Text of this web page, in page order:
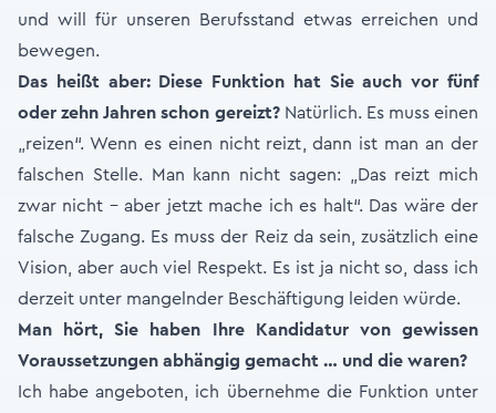
und will für unseren Berufsstand etwas erreichen und
bewegen.
Das heißt aber: Diese Funktion hat Sie auch vor fünf
oder zehn Jahren schon gereizt?Natürlich. Es muss einen
„reizen“. Wenn es einen nicht reizt, dann ist man an der
falschen Stelle. Man kann nicht sagen: „Das reizt mich
zwar nicht - aber jetzt mache ich es halt“. Das wäre der
falsche Zugang. Es muss der Reiz da sein, zusätzlich eine
Vision, aber auch viel Respekt. Es ist ja nicht so, dass ich
derzeit unter mangelnder Beschäftigung leiden würde.
Man hört, Sie haben Ihre Kandidatur von gewissen
Voraussetzungen abhängig gemacht … und die waren?
Ich habe angeboten, ich übernehme die Funktion unter